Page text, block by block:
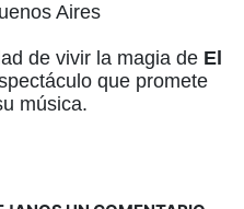
Aires
de vivir la magia de El
que promete
música.